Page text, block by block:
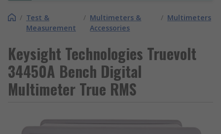
/ Test &
Measurement
/ Multimeters &
Accessories
/ Multimeters
Keysight Technologies Truevolt
34450A Bench Digital
Multimeter True RMS